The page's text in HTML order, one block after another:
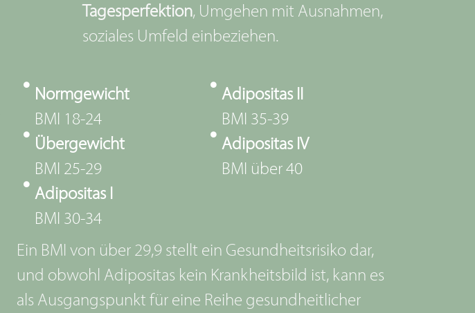
Tagesperfektion, Umgehen mit Ausnahmen,
soziales Umfeld einbeziehen.
Normgewicht
BMI 18-24
Übergewicht
BMI 25-29
Adipositas I
BMI 30-34
Adipositas II
BMI 35-39
Adipositas IV
BMI über 40
Ein BMI von über 29,9 stellt ein Gesundheitsrisiko dar,
und obwohl Adipositas kein Krankheitsbild ist, kann es
als Ausgangspunkt für eine Reihe gesundheitlicher